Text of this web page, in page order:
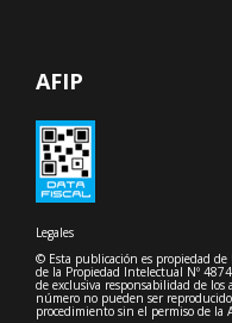
AFIP
Legales
© Esta publicación es propiedad de
de la Propiedad Intelectual Nº
de exclusiva responsabilidad de
número no pueden ser
procedimiento sin el permiso de la